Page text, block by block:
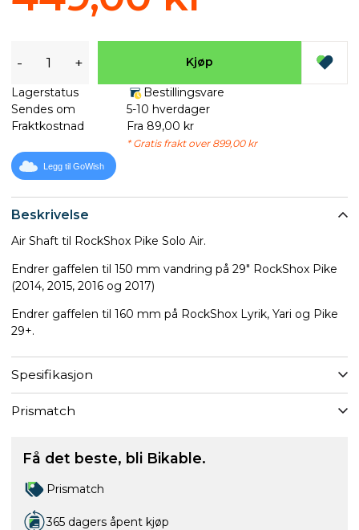
Beskrivelse
Air Shaft til RockShox Pike Solo Air.
Endrer gaffelen til 150 mm vandring på 29" RockShox Pike
(2014, 2015, 2016 og 2017)
Endrer gaffelen til 160 mm på RockShox Lyrik, Yari og Pike
29+.
Spesifikasjon
Prismatch
- + Kjøp
Lagerstatus
Bestillingsvare
Sendes om
5-10 hverdager
Fraktkostnad
Fra 89,00 kr
* Gratis frakt over 899,00 kr
Legg til GoWish
Få det beste, bli Bikable.
Prismatch
365 dagers åpent kjøp